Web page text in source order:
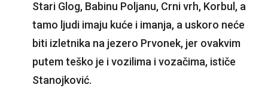
Stari Glog, Babinu Poljanu, Crni vrh, Korbul, a
tamo ljudi imaju kuće i imanja, a uskoro neće
biti izletnika na jezero Prvonek, jer ovakvim
putem teško je i vozilima i vozačima, ističe
Stanojković.